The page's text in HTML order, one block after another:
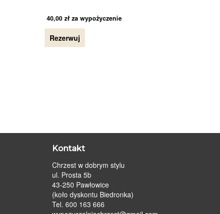
40,00 zł za wypożyczenie
Rezerwuj
Kontakt
Chrzest w dobrym stylu
ul. Prosta 5b
43-250 Pawłowice
(koło dyskontu Biedronka)
Tel. 600 163 666